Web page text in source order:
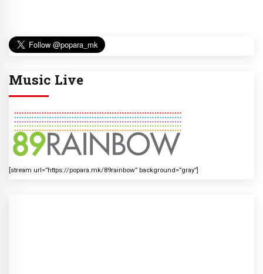
Music Live
[stream url=”https://popara.mk/89rainbow” background=”gray”]